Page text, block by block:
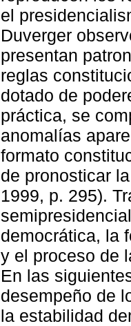
el
Duverger
presentan
reglas
dotado de
práctica, se
anomalías
formato
de pronosticar
1999, p. 295).
democrática, la
y el proceso de
En las
desempeño de
la estabilidad